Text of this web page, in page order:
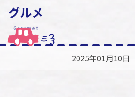
グルメ
Gourmet
2025年01月10日